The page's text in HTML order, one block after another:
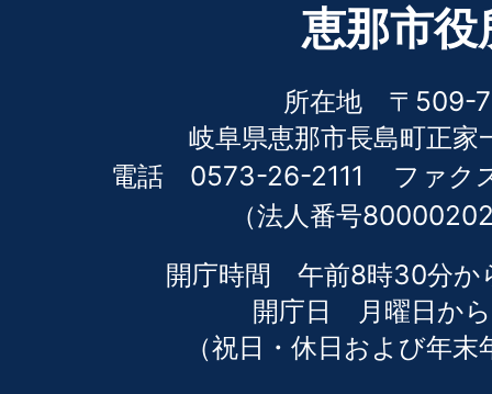
恵那市役
所在地 〒509-
岐阜県恵那市長島町正家
電話 0573-26-2111
ファ
（法人番号
開庁時間 午前8時30分か
開庁日 月曜日か
（祝日・休日および年